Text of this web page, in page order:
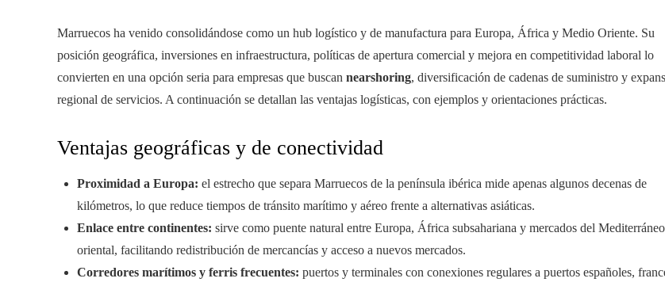
Marruecos ha venido consolidándose como un hub logístico y de manufactura para Europa, África y Medio Oriente. Su
posición geográfica, inversiones en infraestructura, políticas de apertura comercial y mejora en competitividad laboral lo
convierten en una opción seria para empresas que buscan nearshoring, diversificación de cadenas de suministro y
regional de servicios. A continuación se detallan las ventajas logísticas, con ejemplos y orientaciones prácticas.
Ventajas geográficas y de conectividad
Proximidad a Europa: el estrecho que separa Marruecos de la península ibérica mide apenas algunos decenas de
kilómetros, lo que reduce tiempos de tránsito marítimo y aéreo frente a alternativas asiáticas.
Enlace entre continentes: sirve como puente natural entre Europa, África subsahariana y mercados del Mediterráneo
oriental, facilitando redistribución de mercancías y acceso a nuevos mercados.
Corredores marítimos y ferris frecuentes: puertos y terminales con conexiones regulares a puertos españoles,